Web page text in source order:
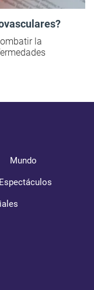
la
Mundo
Espectáculos